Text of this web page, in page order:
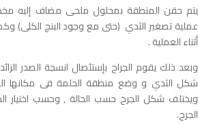
يتم حقن المنطقة بمحلول ملحى مضاف إليه
عملية تصغير الثدي (حتى مع وجود البنج الكلى)
أثناء العملية .
وبعد ذلك يقوم الجراح بإستئصال انسجة الصدر
شكل الثدي و وضع منطقة الحلمة فى مكانها
ويختلف شكل الجرح حسب الحالة , وحسب اختيار
الجرح.